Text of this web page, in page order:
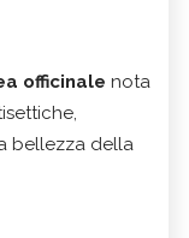
officinale nota
bellezza della